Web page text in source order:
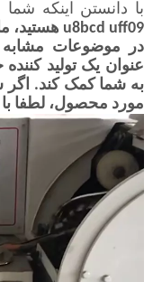
با دانستن اینکه شما
u8bcd uff09 هستید،
در موضوعات مشابه
عنوان یک تولید
به شما کمک کند. اگر
مورد محصول، لطفا با